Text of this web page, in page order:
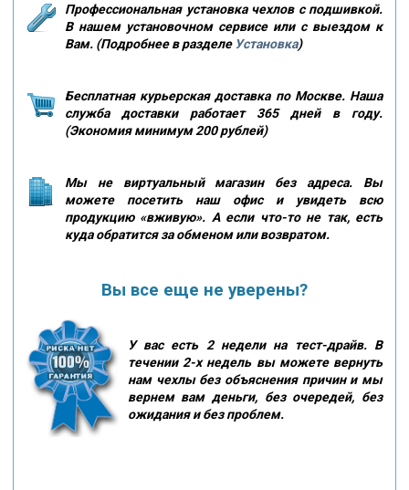
Профессиональная установка чехлов с подшивкой.
В нашем установочном сервисе или с выездом к
Вам. (Подробнее в разделе Установка)
Бесплатная курьерская доставка по Москве. Наша
служба доставки работает 365 дней в году.
(Экономия минимум 200 рублей)
Мы не виртуальный магазин без адреса. Вы
можете посетить наш офис и увидеть всю
продукцию «вживую». А если что-то не так, есть
куда обратится за обменом или возвратом.
Вы все еще не уверены?
У вас есть 2 недели на тест-драйв. В
течении 2-х недель вы можете вернуть
нам чехлы без объяснения причин и мы
вернем вам деньги, без очередей, без
ожидания и без проблем.